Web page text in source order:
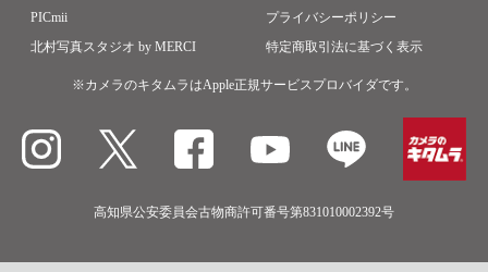
PICmii
北村写真スタジオ by MERCI
プライバシーポリシー
特定商取引法に基づく表示
※カメラのキタムラはApple正規サービスプロバイダです。
高知県公安委員会古物商許可番号第831010002392号